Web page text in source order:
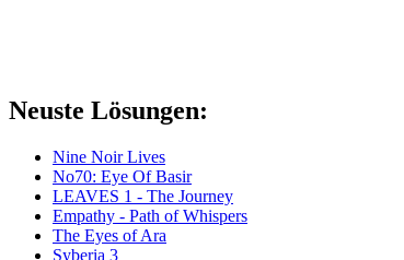
Neuste Lösungen:
Nine Noir Lives
No70: Eye Of Basir
LEAVES 1 - The Journey
Empathy - Path of Whispers
The Eyes of Ara
Syberia 3